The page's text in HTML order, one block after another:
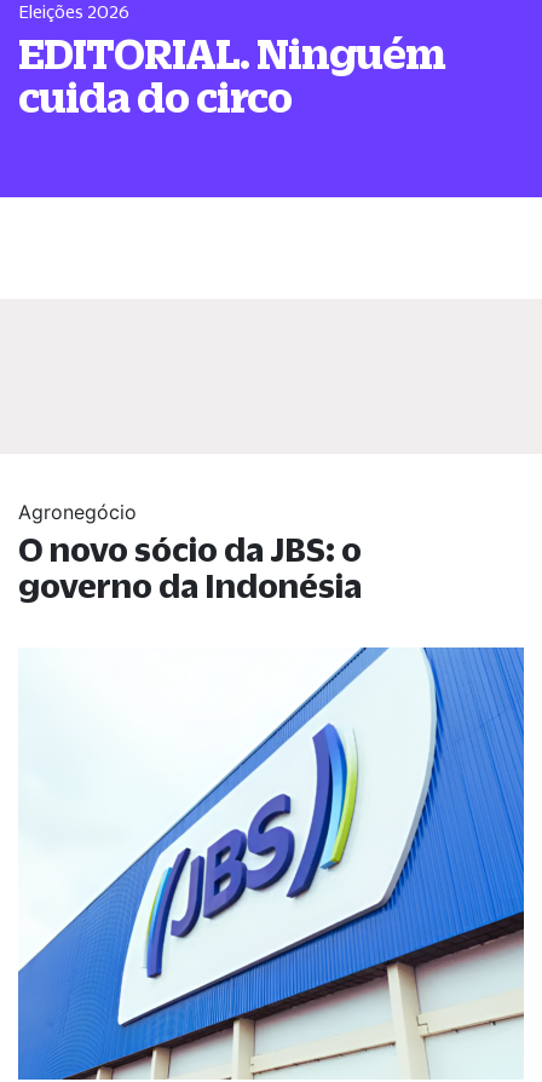
Eleições 2026
EDITORIAL. Ninguém
cuida do circo
Agronegócio
O novo sócio da JBS: o
governo da Indonésia